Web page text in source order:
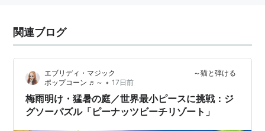
関連ブログ
エブリディ・マジック ～猫と弾ける
ポップコーン ♬～ • 17日前
梅雨明け・猛暑の庭／世界最小ピースに挑戦：ジ
グソーパズル「ピーナッツビーチリゾート」